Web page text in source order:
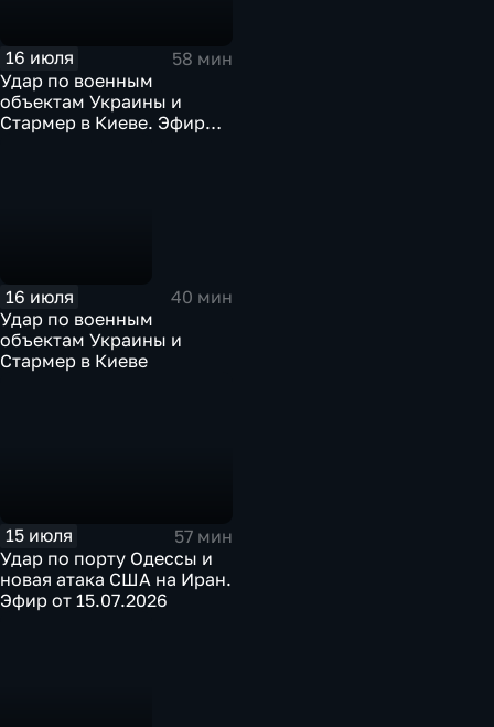
16 июля
58 мин
Удар по военным
объектам Украины и
Стармер в Киеве. Эфир
16 июля
40 мин
Удар по военным
объектам Украины и
Стармер в Киеве
15 июля
57 мин
Удар по порту Одессы и
новая атака США на Иран.
Эфир от 15.07.2026